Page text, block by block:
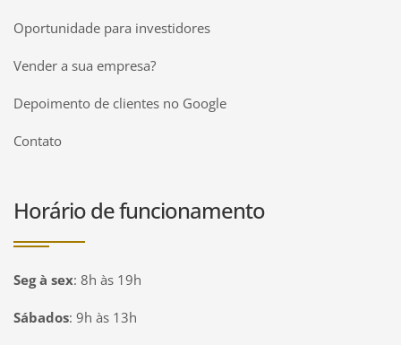
Oportunidade para investidores
Vender a sua empresa?
Depoimento de clientes no Google
Contato
Horário de funcionamento
Seg à sex: 8h às 19h
Sábados: 9h às 13h